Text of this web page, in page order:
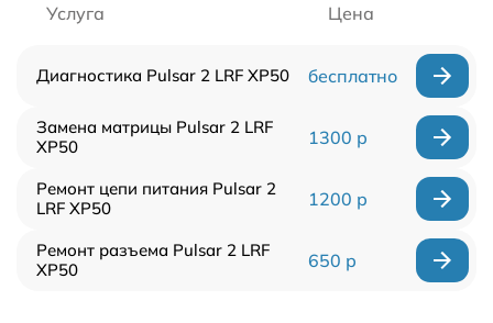
Услуга Цена
Диагностика Pulsar 2 LRF XP50 бесплатно
Замена матрицы Pulsar 2 LRF
XP50
1300 р
Ремонт цепи питания Pulsar 2
LRF XP50
1200 р
Ремонт разъема Pulsar 2 LRF
XP50
650 р